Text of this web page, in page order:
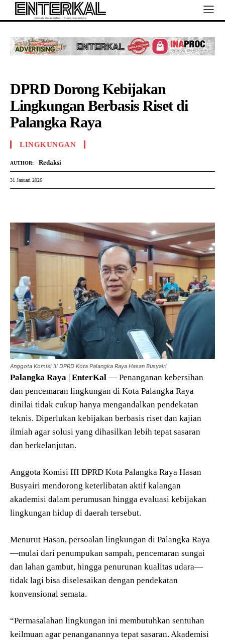
DPRD Dorong Kebijakan
Lingkungan Berbasis Riset di
Palangka Raya
LINGKUNGAN
AUTHOR: Redaksi
31 Januari 2026
Anggota Komisi III DPRD Kota Palangka Raya Hasan Busyairi
Palangka Raya EnterKal — Penanganan kebersihan
dan pencemaran lingkungan di Kota Palangka Raya
dinilai tidak cukup hanya mengandalkan pendekatan
teknis. Diperlukan kebijakan berbasis riset dan kajian
ilmiah agar solusi yang dihasilkan lebih tepat sasaran
dan berkelanjutan.
Anggota Komisi III DPRD Kota Palangka Raya Hasan
Busyairi mendorong keterlibatan aktif kalangan
akademisi dalam perumusan hingga evaluasi kebijakan
lingkungan hidup di daerah tersebut.
Menurut Hasan, persoalan lingkungan di Palangka Raya
—mulai dari penumpukan sampah, pencemaran sungai
dan lahan gambut, hingga penurunan kualitas udara—
tidak lagi bisa diselesaikan dengan pendekatan
konvensional semata.
“Permasalahan lingkungan ini membutuhkan sentuhan
keilmuan agar penanganannya tepat sasaran. Akademisi